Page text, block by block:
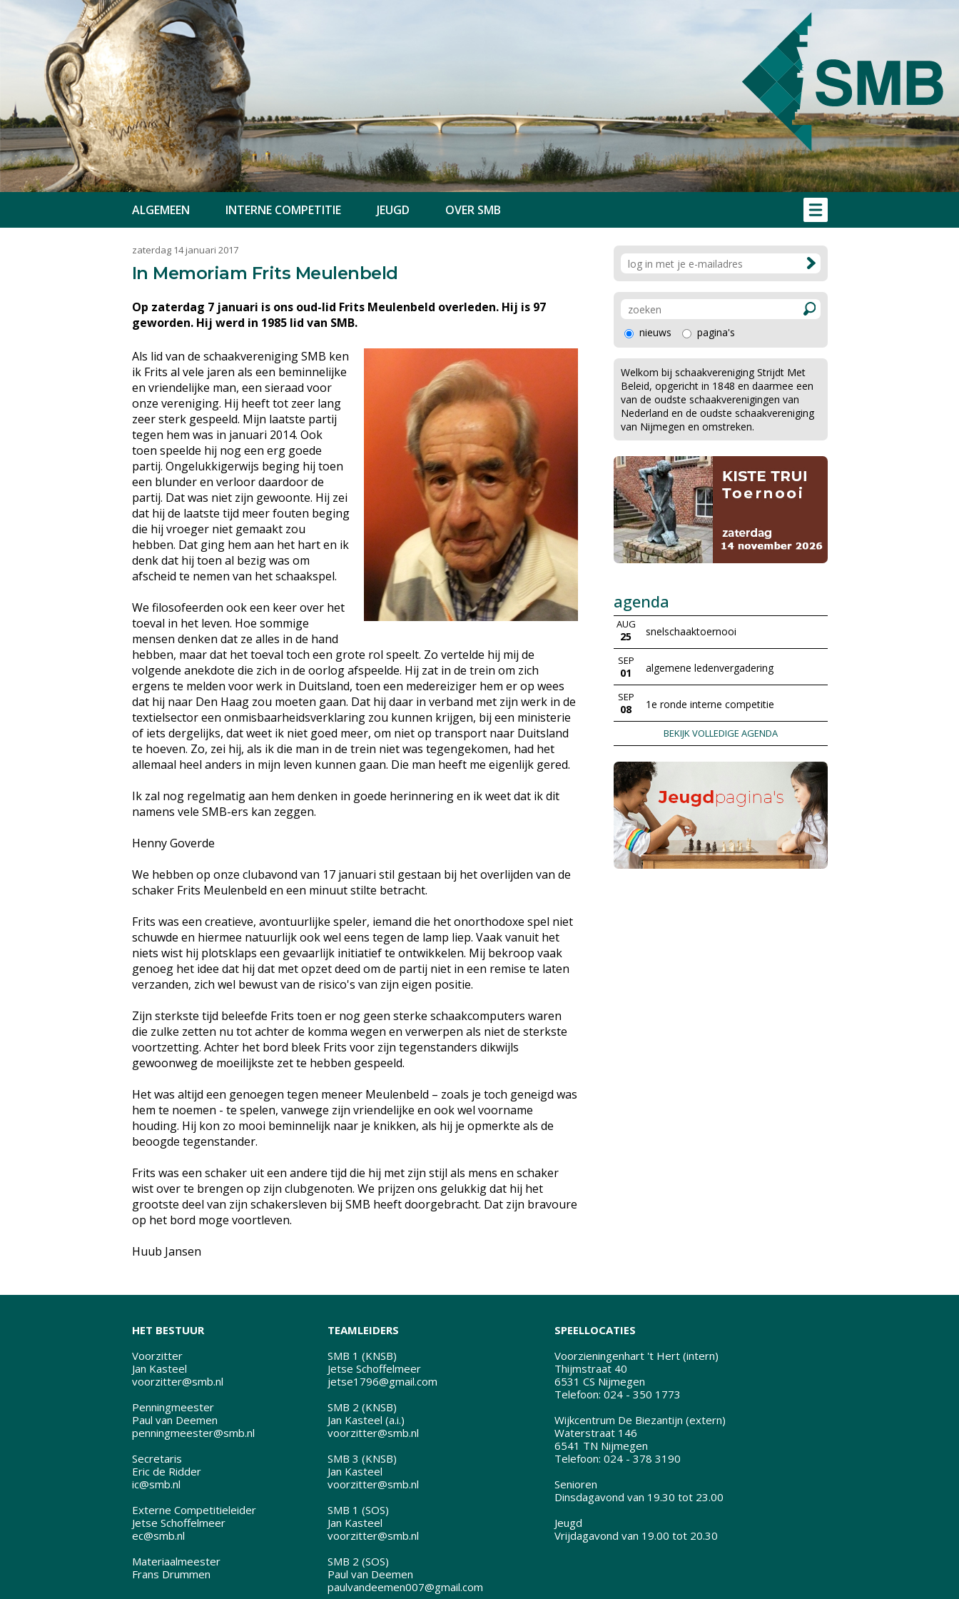
zaterdag 14 januari 2017
In Memoriam Frits Meulenbeld
Op zaterdag 7 januari is ons oud-lid Frits Meulenbeld overleden. Hij is 97
geworden. Hij werd in 1985 lid van SMB.
Als lid van de schaakvereniging SMB ken
ik Frits al vele jaren als een beminnelijke
en vriendelijke man, een sieraad voor
onze vereniging. Hij heeft tot zeer lang
zeer sterk gespeeld. Mijn laatste partij
tegen hem was in januari 2014. Ook
toen speelde hij nog een erg goede
partij. Ongelukkigerwijs beging hij toen
een blunder en verloor daardoor de
partij. Dat was niet zijn gewoonte. Hij zei
dat hij de laatste tijd meer fouten beging
die hij vroeger niet gemaakt zou
hebben. Dat ging hem aan het hart en ik
denk dat hij toen al bezig was om
afscheid te nemen van het schaakspel.
We filosofeerden ook een keer over het
toeval in het leven. Hoe sommige
mensen denken dat ze alles in de hand
hebben, maar dat het toeval toch een grote rol speelt. Zo vertelde hij mij de
volgende anekdote die zich in de oorlog afspeelde. Hij zat in de trein om zich
ergens te melden voor werk in Duitsland, toen een medereiziger hem er op wees
dat hij naar Den Haag zou moeten gaan. Dat hij daar in verband met zijn werk in de
textielsector een onmisbaarheidsverklaring zou kunnen krijgen, bij een ministerie
of iets dergelijks, dat weet ik niet goed meer, om niet op transport naar Duitsland
te hoeven. Zo, zei hij, als ik die man in de trein niet was tegengekomen, had het
allemaal heel anders in mijn leven kunnen gaan. Die man heeft me eigenlijk gered.
Ik zal nog regelmatig aan hem denken in goede herinnering en ik weet dat ik dit
namens vele SMB-ers kan zeggen.
Henny Goverde
We hebben op onze clubavond van 17 januari stil gestaan bij het overlijden van de
schaker Frits Meulenbeld en een minuut stilte betracht.
Frits was een creatieve, avontuurlijke speler, iemand die het onorthodoxe spel niet
schuwde en hiermee natuurlijk ook wel eens tegen de lamp liep. Vaak vanuit het
niets wist hij plotsklaps een gevaarlijk initiatief te ontwikkelen. Mij bekroop vaak
genoeg het idee dat hij dat met opzet deed om de partij niet in een remise te laten
verzanden, zich wel bewust van de risico's van zijn eigen positie.
Zijn sterkste tijd beleefde Frits toen er nog geen sterke schaakcomputers waren
die zulke zetten nu tot achter de komma wegen en verwerpen als niet de sterkste
voortzetting. Achter het bord bleek Frits voor zijn tegenstanders dikwijls
gewoonweg de moeilijkste zet te hebben gespeeld.
Het was altijd een genoegen tegen meneer Meulenbeld – zoals je toch geneigd was
hem te noemen - te spelen, vanwege zijn vriendelijke en ook wel voorname
houding. Hij kon zo mooi beminnelijk naar je knikken, als hij je opmerkte als de
beoogde tegenstander.
Frits was een schaker uit een andere tijd die hij met zijn stijl als mens en schaker
wist over te brengen op zijn clubgenoten. We prijzen ons gelukkig dat hij het
grootste deel van zijn schakersleven bij SMB heeft doorgebracht. Dat zijn bravoure
op het bord moge voortleven.
Huub Jansen
nieuws pagina's
Welkom bij schaakvereniging Strijdt Met
Beleid, opgericht in 1848 en daarmee een
van de oudste schaakverenigingen van
Nederland en de oudste schaakvereniging
van Nijmegen en omstreken.
agenda
AUG
25 snelschaaktoernooi
SEP
01 algemene ledenvergadering
SEP
08 1e ronde interne competitie
BEKIJK VOLLEDIGE AGENDA
HET BESTUUR
Voorzitter
Jan Kasteel
voorzitter@smb.nl
Penningmeester
Paul van Deemen
penningmeester@smb.nl
Secretaris
Eric de Ridder
ic@smb.nl
Externe Competitieleider
Jetse Schoffelmeer
ec@smb.nl
Materiaalmeester
Frans Drummen
TEAMLEIDERS
SMB 1 (KNSB)
Jetse Schoffelmeer
jetse1796@gmail.com
SMB 2 (KNSB)
Jan Kasteel (a.i.)
voorzitter@smb.nl
SMB 3 (KNSB)
Jan Kasteel
voorzitter@smb.nl
SMB 1 (SOS)
Jan Kasteel
voorzitter@smb.nl
SMB 2 (SOS)
Paul van Deemen
paulvandeemen007@gmail.com
SPEELLOCATIES
Voorzieningenhart 't Hert (intern)
Thijmstraat 40
6531 CS Nijmegen
Telefoon: 024 - 350 1773
Wijkcentrum De Biezantijn (extern)
Waterstraat 146
6541 TN Nijmegen
Telefoon: 024 - 378 3190
Senioren
Dinsdagavond van 19.30 tot 23.00
Jeugd
Vrijdagavond van 19.00 tot 20.30
ALGEMEEN INTERNE COMPETITIE JEUGD OVER SMB